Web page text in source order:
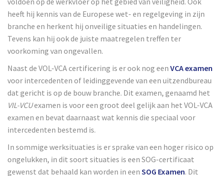
heeft hij kennis van de Europese wet- en regelgeving in zijn
branche en herkent hij onveilige situaties en handelingen.
Tevens kan hij ook de juiste maatregelen treffen ter
voorkoming van ongevallen.
Naast de VOL-VCA certificering is er ook nog een VCA examen
voor intercedenten of leidinggevende van een uitzendbureau
dat gericht is op de bouw branche. Dit examen, genaamd het
VIL-VCUexamen is voor een groot deel gelijk aan het VOL-VCA
examen en bevat daarnaast wat kennis die speciaal voor
intercedenten bestemd is.
In sommige werksituaties is er sprake van een hoger risico op
ongelukken, in dit soort situaties is een SOG-certificaat
gewenst dat behaald kan worden in een SOG Examen. Dit